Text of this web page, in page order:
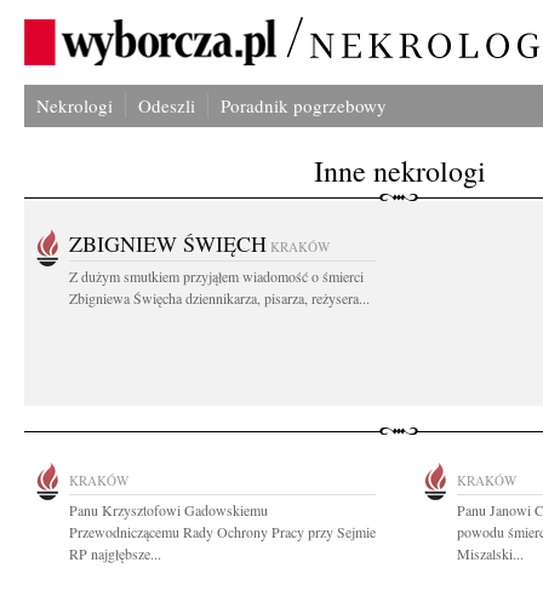
Nekrologi Odeszli Poradnik pogrzebowy
Inne nekrologi
ZBIGNIEW ŚWIĘCH KRAKÓW
Z dużym smutkiem przyjąłem wiadomość o śmierci
Zbigniewa Święcha dziennikarza, pisarza, reżysera...
KRAKÓW
Panu Krzysztofowi Gadowskiemu
Przewodniczącemu Rady Ochrony Pracy przy Sejmie
RP najgłębsze...
KRAKÓW
Panu Janowi
powodu
Miszalski...